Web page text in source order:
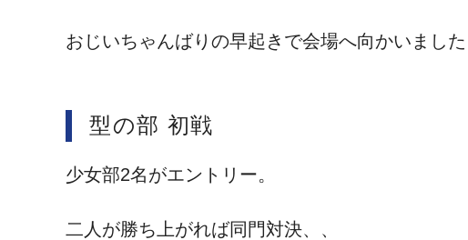
おじいちゃんばりの早起きで会場へ向かいました
型の部 初戦
少女部2名がエントリー。
二人が勝ち上がれば同門対決、、